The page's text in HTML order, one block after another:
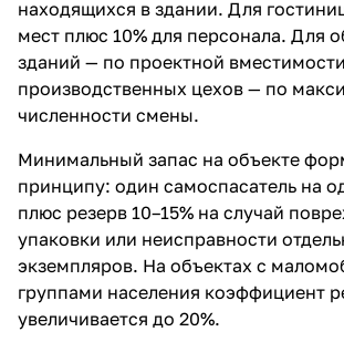
находящихся в здании. Для
мест плюс 10% для персонала. Для
зданий — по проектной
производственных цехов — по
численности смены.
Минимальный запас на объекте
принципу: один самоспасатель на
плюс резерв 10–15% на случай
упаковки или неисправности
экземпляров. На объектах с
группами населения коэффициент
увеличивается до 20%.